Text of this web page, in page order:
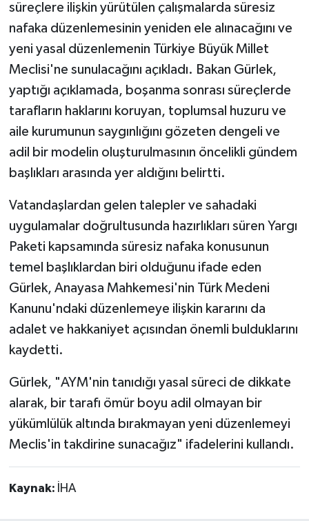
süreçlere ilişkin yürütülen çalışmalarda süresiz
nafaka düzenlemesinin yeniden ele alınacağını ve
yeni yasal düzenlemenin Türkiye Büyük Millet
Meclisi'ne sunulacağını açıkladı. Bakan Gürlek,
yaptığı açıklamada, boşanma sonrası süreçlerde
tarafların haklarını koruyan, toplumsal huzuru ve
aile kurumunun saygınlığını gözeten dengeli ve
adil bir modelin oluşturulmasının öncelikli gündem
başlıkları arasında yer aldığını belirtti.
Vatandaşlardan gelen talepler ve sahadaki
uygulamalar doğrultusunda hazırlıkları süren Yargı
Paketi kapsamında süresiz nafaka konusunun
temel başlıklardan biri olduğunu ifade eden
Gürlek, Anayasa Mahkemesi'nin Türk Medeni
Kanunu'ndaki düzenlemeye ilişkin kararını da
adalet ve hakkaniyet açısından önemli bulduklarını
kaydetti.
Gürlek, "AYM'nin tanıdığı yasal süreci de dikkate
alarak, bir tarafı ömür boyu adil olmayan bir
yükümlülük altında bırakmayan yeni düzenlemeyi
Meclis'in takdirine sunacağız" ifadelerini kullandı.
Kaynak: İHA